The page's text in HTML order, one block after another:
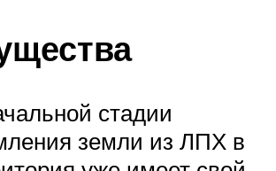
стадии
земли из ЛПХ в